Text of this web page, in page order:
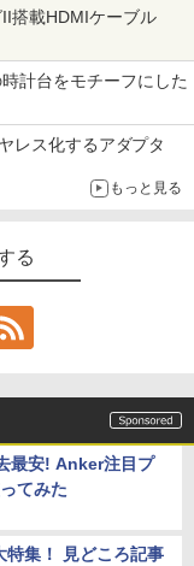
搭載HDMIケーブル
計台をモチーフにした
レス化するアダプタ
もっと見る
る
最安! Anker注目プ
てみた
特集！ 見どころ記事